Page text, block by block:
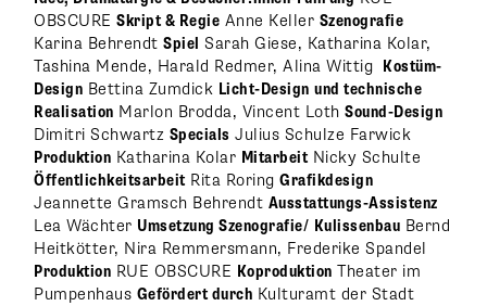
OBSCURESkript & Regie Anne Keller Szenografie
Karina BehrendtSpiel Sarah Giese, Katharina Kolar,
Tashina Mende, Harald Redmer, Alina Wittig Kostüm-
Design Bettina Zumdick Licht-Design und technische
Realisation Marlon Brodda, Vincent LothSound-Design
Dimitri Schwartz Specials Julius Schulze Farwick
Produktion Katharina Kolar Mitarbeit Nicky Schulte
Öffentlichkeitsarbeit Rita RoringGrafikdesign
Jeannette Gramsch Behrendt Ausstattungs-Assistenz
Lea Wächter Umsetzung Szenografie/ Kulissenbau Bernd
Heitkötter, Nira Remmersmann, Frederike Spandel
Produktion RUE OBSCURE Koproduktion Theater im
Pumpenhaus Gefördert durch Kulturamt der Stadt